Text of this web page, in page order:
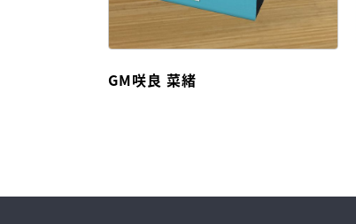
GM咲良 菜緒